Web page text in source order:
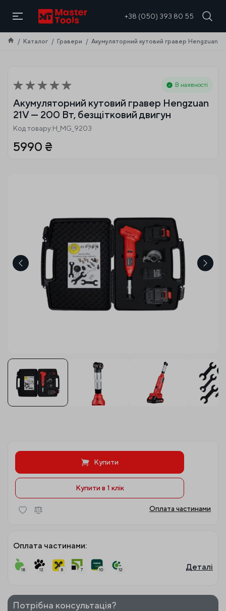
+38 (050) 393 80 55
UA
Каталог Гравери Акумуляторний кутовий гравер Hengzuan
В наявності
Акумуляторний кутовий гравер Hengzuan
21V — 200 Вт, безщітковий двигун
Код товару:H_MG_9203
5990 ₴
Купити
Купити в 1 клiк
Оплата частинами
Оплата частинами:
Деталі
Потрібна консультація?